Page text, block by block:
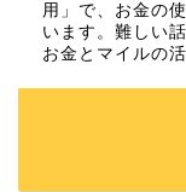
用」で、お金の
います。難しい
お金とマイルの